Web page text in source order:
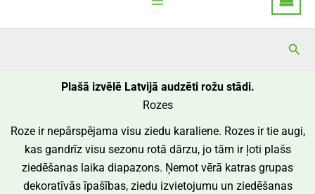
Plašā izvēlē Latvijā audzēti rožu stādi.
Rozes
Roze ir nepārspējama visu ziedu karaliene. Rozes ir tie augi,
kas gandrīz visu sezonu rotā dārzu, jo tām ir ļoti plašs
ziedēšanas laika diapazons. Ņemot vērā katras grupas
dekoratīvās īpašības, ziedu izvietojumu un ziedēšanas